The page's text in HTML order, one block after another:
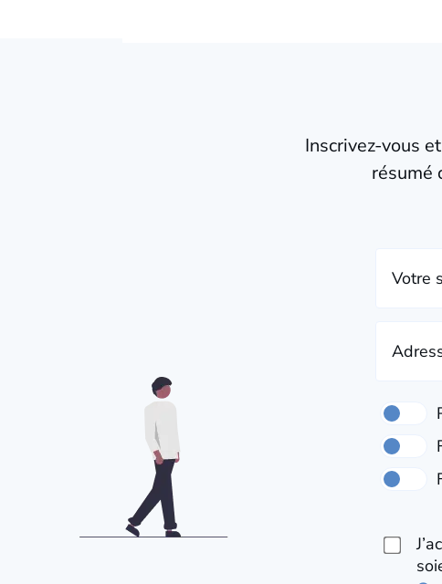
Inscrivez-vous
résumé
Votre